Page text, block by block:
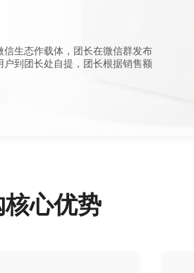
生态作载体，团长在微信群发布
到团长处自提，团长根据销售额
心优势